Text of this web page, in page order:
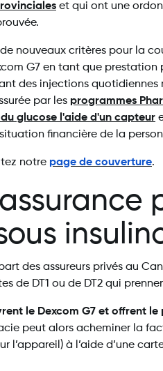
et qui ont une
nouveaux critères pour la
G7 en tant que
des injections quotidiennes
par les programmes
glucose l'aide d'un capteur
financière de la
notre page de couverture.
des assureurs privés au
de DT1 ou de DT2 qui
le Dexcom G7 et offrent
peut alors acheminer la
l’appareil) à l’aide d’une